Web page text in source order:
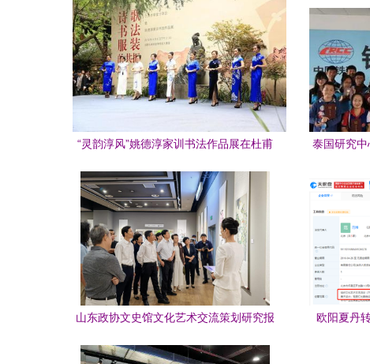
“灵韵淳风”姚德淳家训书法作品展在杜甫
泰国研究
山东政协文史馆文化艺术交流策划研究报
欧阳夏丹